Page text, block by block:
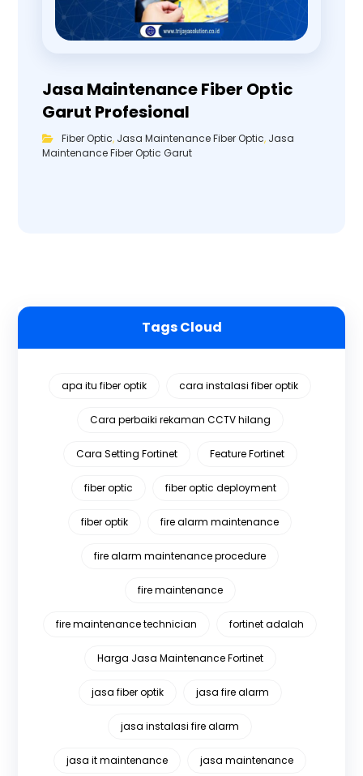
Jasa Maintenance Fiber Optic
Garut Profesional
Fiber Optic, Jasa Maintenance Fiber Optic, Jasa
Maintenance Fiber Optic Garut
Tags Cloud
apa itu fiber optik cara instalasi fiber optik
Cara perbaiki rekaman CCTV hilang
Cara Setting Fortinet Feature Fortinet
fiber optic fiber optic deployment
fiber optik fire alarm maintenance
fire alarm maintenance procedure
fire maintenance
fire maintenance technician fortinet adalah
Harga Jasa Maintenance Fortinet
jasa fiber optik jasa fire alarm
jasa instalasi fire alarm
jasa it maintenance jasa maintenance